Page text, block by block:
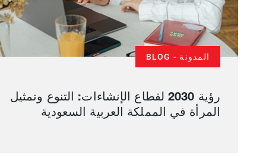
المدونة - BLOG
رؤية 2030 لقطاع الإنشاءات: التنوع وتمثيل
المرأة في المملكة العربية السعودية